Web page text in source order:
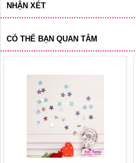
NHẬN XÉT
CÓ THỂ BẠN QUAN TÂM